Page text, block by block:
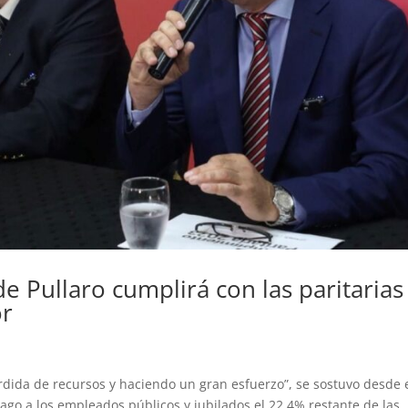
Pullaro cumplirá con las paritarias
de recursos y haciendo un gran esfuerzo”, se sostuvo desde